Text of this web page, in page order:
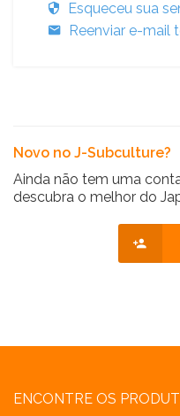
Esqueceu sua
Reenviar e-mail
Novo no J-Subculture?
Ainda não tem uma
descubra o melhor do
ENCONTRE OS